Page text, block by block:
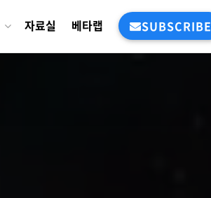
자료실 베타랩 SUBSCRIBE